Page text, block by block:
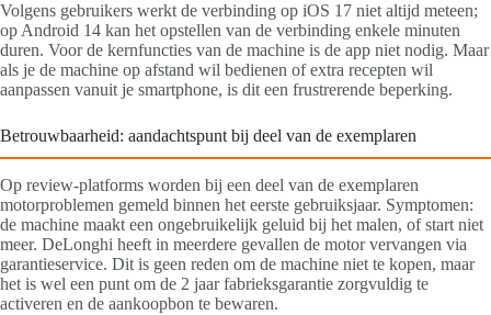
Volgens gebruikers werkt de verbinding op iOS 17 niet altijd meteen;
op Android 14 kan het opstellen van de verbinding enkele minuten
duren. Voor de kernfuncties van de machine is de app niet nodig. Maar
als je de machine op afstand wil bedienen of extra recepten wil
aanpassen vanuit je smartphone, is dit een frustrerende beperking.
Betrouwbaarheid: aandachtspunt bij deel van de exemplaren
Op review-platforms worden bij een deel van de exemplaren
motorproblemen gemeld binnen het eerste gebruiksjaar. Symptomen:
de machine maakt een ongebruikelijk geluid bij het malen, of start niet
meer. DeLonghi heeft in meerdere gevallen de motor vervangen via
garantieservice. Dit is geen reden om de machine niet te kopen, maar
het is wel een punt om de 2 jaar fabrieksgarantie zorgvuldig te
activeren en de aankoopbon te bewaren.